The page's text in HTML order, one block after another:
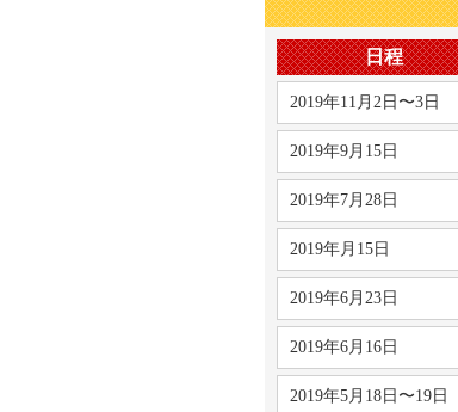
日程
2019年11月2日〜3日
2019年9月15日
2019年7月28日
2019年月15日
2019年6月23日
2019年6月16日
2019年5月18日〜19日